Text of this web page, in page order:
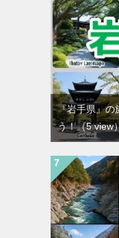
『岩手県』の
う！（5 view）